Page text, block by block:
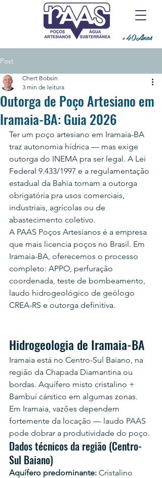
+40Anos
Post
Outorga de Poço Artesiano em
Iramaia-BA: Guia 2026
Chert Bobsin
3 min de leitura
Ter um poço artesiano em Iramaia-BA
traz autonomia hídrica — mas exige
outorga do INEMA pra ser legal. A Lei
Federal 9.433/1997 e a regulamentação
estadual da Bahia tornam a outorga
obrigatória pra usos comerciais,
industriais, agrícolas ou de
abastecimento coletivo.
A PAAS Poços Artesianos é a empresa
que mais licencia poços no Brasil. Em
Iramaia-BA, oferecemos o processo
completo: APPO, perfuração
coordenada, teste de bombeamento,
laudo hidrogeológico de geólogo
CREA-RS e outorga definitiva.
Hidrogeologia de Iramaia-BA
Iramaia está no Centro-Sul Baiano, na
região da Chapada Diamantina ou
bordas. Aquífero misto cristalino +
Bambuí cárstico em algumas zonas.
Em Iramaia, vazões dependem
fortemente da locação — laudo PAAS
pode dobrar a produtividade do poço.
Dados técnicos da região (Centro-
Sul Baiano)
Aquífero predominante: Cristalino